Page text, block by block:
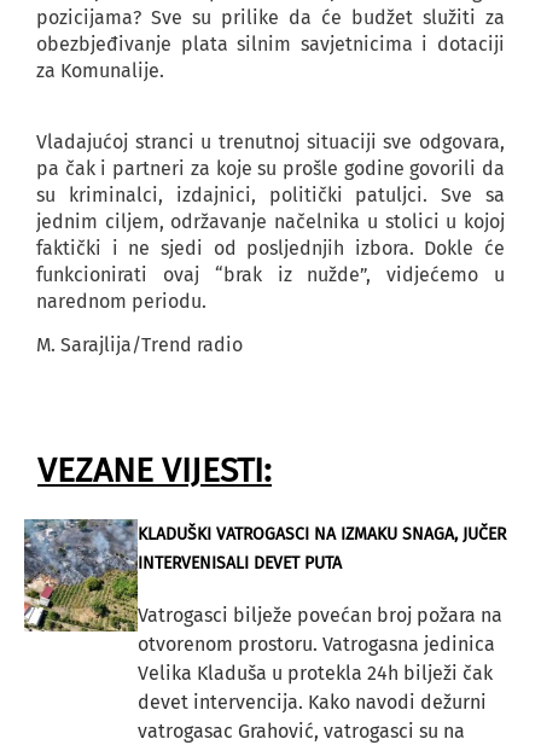
pozicijama? Sve su prilike da će budžet služiti za
obezbjeđivanje plata silnim savjetnicima i dotaciji
za Komunalije.
Vladajućoj stranci u trenutnoj situaciji sve odgovara,
pa čak i partneri za koje su prošle godine govorili da
su kriminalci, izdajnici, politički patuljci. Sve sa
jednim ciljem, održavanje načelnika u stolici u kojoj
faktički i ne sjedi od posljednjih izbora. Dokle će
funkcionirati ovaj “brak iz nužde”, vidjećemo u
narednom periodu.
M. Sarajlija/Trend radio
VEZANE VIJESTI:
KLADUŠKI VATROGASCI NA IZMAKU SNAGA, JUČER
INTERVENISALI DEVET PUTA
Vatrogasci bilježe povećan broj požara na
otvorenom prostoru. Vatrogasna jedinica
Velika Kladuša u protekla 24h bilježi čak
devet intervencija. Kako navodi dežurni
vatrogasac Grahović, vatrogasci su na